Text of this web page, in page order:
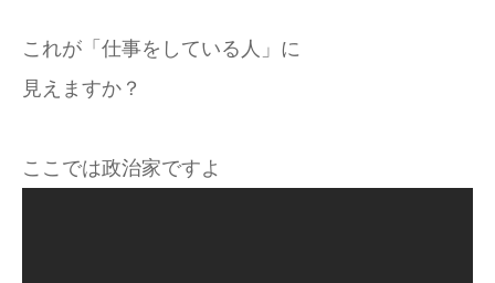
これが「仕事をしている人」に
見えますか？
ここでは政治家ですよ